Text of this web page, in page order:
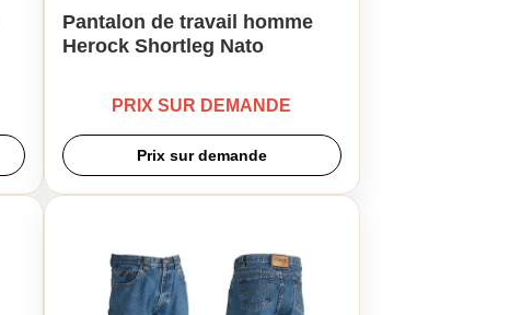
Pantalon de travail homme
Herock Shortleg Nato
PRIX SUR DEMANDE
Prix sur demande